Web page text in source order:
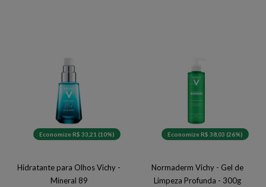
Economize R$ 33,21 (10%)
Hidratante para Olhos Vichy -
Mineral 89
Economize R$ 38,03 (26%)
Normaderm Vichy - Gel de
Limpeza Profunda - 300g